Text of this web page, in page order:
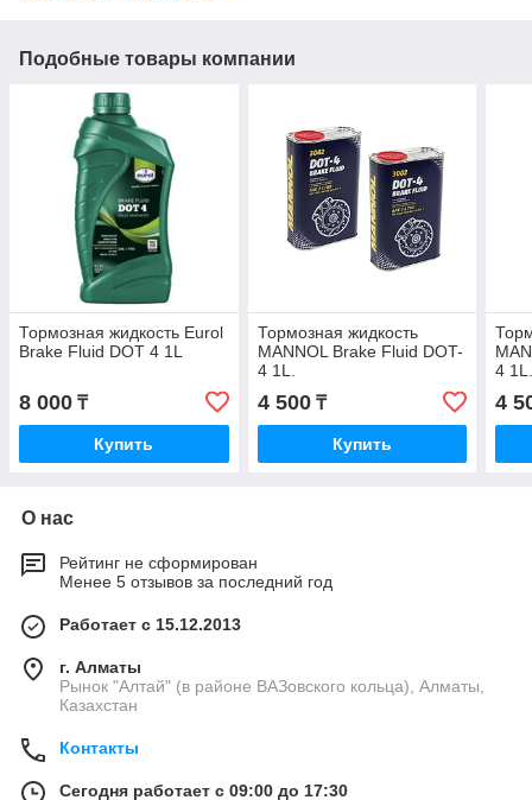
Подобные товары компании
Тормозная жидкость Eurol
Brake Fluid DOT 4 1L
8 000 ₸
Купить
Тормозная жидкость
MANNOL Brake Fluid DOT-
4 1L.
4 500₸
Купить
4
4
О нас
Рейтинг не сформирован
Менее 5 отзывов за последний год
Работает с 15.12.2013
г. Алматы
Рынок "Алтай" (в районе ВАЗовского кольца), Алматы,
Казахстан
Контакты
Сегодня работает с 09:00 до 17:30